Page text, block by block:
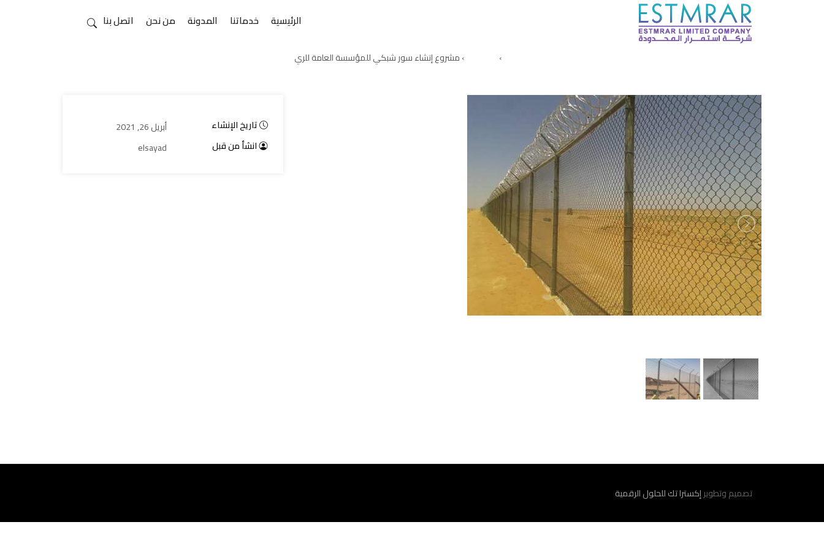
الرئيسية خدماتنا المدونة من نحن اتصل بنا
›
›مشروع إنشاء سور شبكي للمؤسسة العامة للري
تاريخ الإنشاء
أبريل 26, 2021
انشأ من قبل
elsayad
تصميم وتطويرإكسترا تك للحلول الرقمية